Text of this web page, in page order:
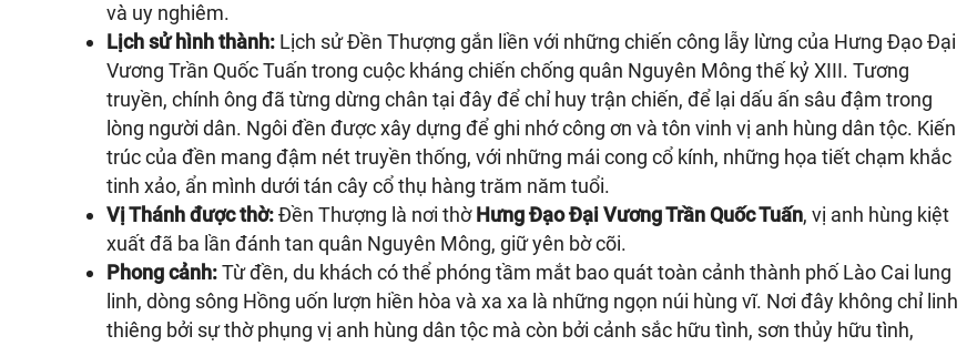
và uy nghiêm.
Lịch sử hình thành: Lịch sử Đền Thượng gắn liền với những chiến công lẫy lừng của Hưng Đạo Đại
Vương Trần Quốc Tuấn trong cuộc kháng chiến chống quân Nguyên Mông thế kỷ XIII. Tương
truyền, chính ông đã từng dừng chân tại đây để chỉ huy trận chiến, để lại dấu ấn sâu đậm trong
lòng người dân. Ngôi đền được xây dựng để ghi nhớ công ơn và tôn vinh vị anh hùng dân tộc. Kiến
trúc của đền mang đậm nét truyền thống, với những mái cong cổ kính, những họa tiết chạm khắc
tinh xảo, ẩn mình dưới tán cây cổ thụ hàng trăm năm tuổi.
Vị Thánh được thờ:Đền Thượng là nơi thờHưng Đạo Đại Vương Trần Quốc Tuấn, vị anh hùng kiệt
xuất đã ba lần đánh tan quân Nguyên Mông, giữ yên bờ cõi.
Phong cảnh:Từ đền, du khách có thể phóng tầm mắt bao quát toàn cảnh thành phố Lào Cai lung
linh, dòng sông Hồng uốn lượn hiền hòa và xa xa là những ngọn núi hùng vĩ. Nơi đây không chỉ linh
thiêng bởi sự thờ phụng vị anh hùng dân tộc mà còn bởi cảnh sắc hữu tình, sơn thủy hữu tình,